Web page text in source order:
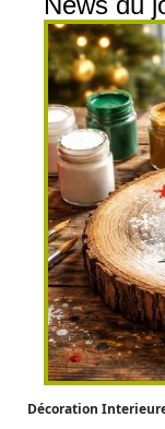
Décoration